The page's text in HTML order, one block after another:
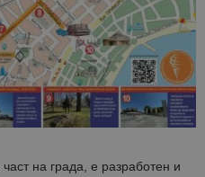
на града, е разработен и